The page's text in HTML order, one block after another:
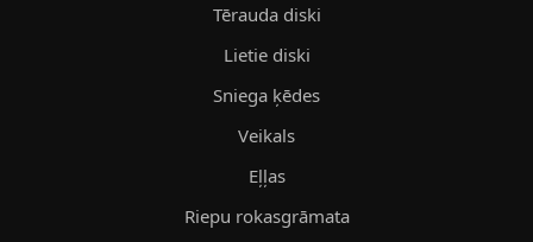
Tērauda diski
Lietie diski
Sniega ķēdes
Veikals
Eļļas
Riepu rokasgrāmata